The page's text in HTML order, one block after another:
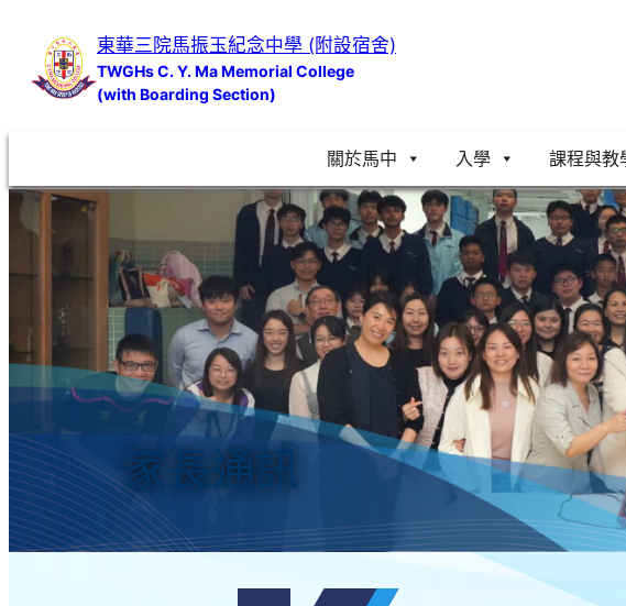
內
東華三院馬振玉紀念中學 (附設宿舍)
TWGHs C. Y. Ma Memorial College
(with Boarding Section)
關於馬中 入學 課程與教
家長通訊